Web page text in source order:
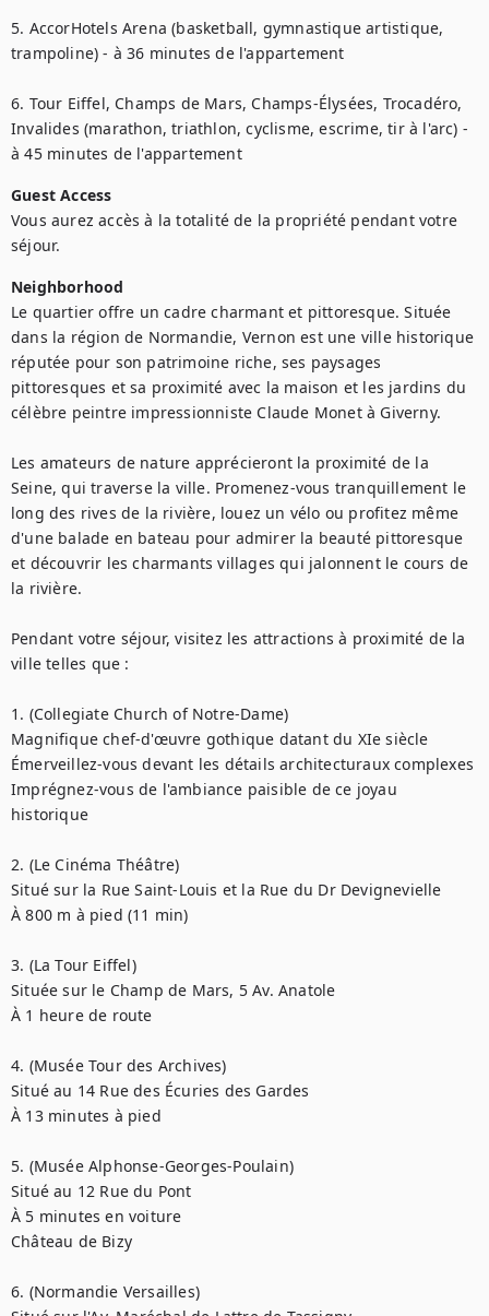
5. AccorHotels Arena (basketball, gymnastique artistique,
trampoline) - à 36 minutes de l'appartement
6. Tour Eiffel, Champs de Mars, Champs-Élysées, Trocadéro,
Invalides (marathon, triathlon, cyclisme, escrime, tir à l'arc) -
à 45 minutes de l'appartement
Guest Access
Vous aurez accès à la totalité de la propriété pendant votre
séjour.
Neighborhood
Le quartier offre un cadre charmant et pittoresque. Située
dans la région de Normandie, Vernon est une ville historique
réputée pour son patrimoine riche, ses paysages
pittoresques et sa proximité avec la maison et les jardins du
célèbre peintre impressionniste Claude Monet à Giverny.
Les amateurs de nature apprécieront la proximité de la
Seine, qui traverse la ville. Promenez-vous tranquillement le
long des rives de la rivière, louez un vélo ou profitez même
d'une balade en bateau pour admirer la beauté pittoresque
et découvrir les charmants villages qui jalonnent le cours de
la rivière.
Pendant votre séjour, visitez les attractions à proximité de la
ville telles que :
1. (Collegiate Church of Notre-Dame)
Magnifique chef-d'œuvre gothique datant du XIe siècle
Émerveillez-vous devant les détails architecturaux complexes
Imprégnez-vous de l'ambiance paisible de ce joyau
historique
2. (Le Cinéma Théâtre)
Situé sur la Rue Saint-Louis et la Rue du Dr Devignevielle
À 800 m à pied (11 min)
3. (La Tour Eiffel)
Située sur le Champ de Mars, 5 Av. Anatole
À 1 heure de route
4. (Musée Tour des Archives)
Situé au 14 Rue des Écuries des Gardes
À 13 minutes à pied
5. (Musée Alphonse-Georges-Poulain)
Situé au 12 Rue du Pont
À 5 minutes en voiture
Château de Bizy
6. (Normandie Versailles)